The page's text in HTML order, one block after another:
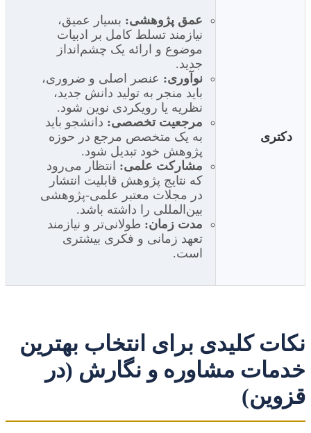
دکتری
عمق پژوهشی: بسیار عمیق،
نیازمند تسلط کامل بر ادبیات
موضوع و ارائه یک چشم‌انداز
جدید.
نوآوری: عنصر اصلی و ضروری،
باید منجر به تولید دانش جدید،
نظریه یا رویکردی نوین شود.
مرجعیت تخصصی: دانشجو باید
به یک متخصص مرجع در حوزه
پژوهش خود تبدیل شود.
مشارکت علمی: انتظار می‌رود
که نتایج پژوهش قابلیت انتشار
در مجلات معتبر علمی-پژوهشی
بین‌المللی را داشته باشد.
مدت زمان: طولانی‌تر و نیازمند
تعهد زمانی و فکری بیشتری
است.
نکات کلیدی برای انتخاب بهترین
خدمات مشاوره و نگارش (در
قزوین)